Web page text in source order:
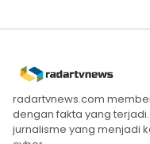
radartvnews.com
dengan fakta yang
jurnalisme yang menjadi